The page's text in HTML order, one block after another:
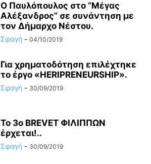
Ο Παυλόπουλος στο “Μέγας
Αλέξανδρος” σε συνάντηση με
τον Δήμαρχο Νέστου.
Σφαγή - 04/10/2019
Για χρηματοδότηση επιλέχτηκε
το έργο «HERIPRENEURSHIP».
Σφαγή - 30/09/2019
Το 3ο BREVET ΦΙΛΙΠΠΩΝ
έρχεται!..
Σφαγή - 30/09/2019